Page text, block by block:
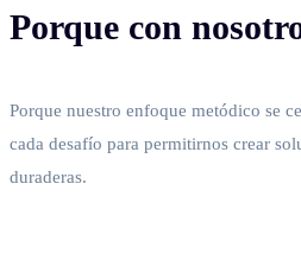
Porque con
Porque nuestro enfoque metódico se
cada desafío para permitirnos crear
duraderas.